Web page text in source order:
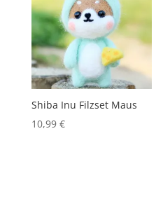
Shiba Inu Filzset Maus
10,99 €